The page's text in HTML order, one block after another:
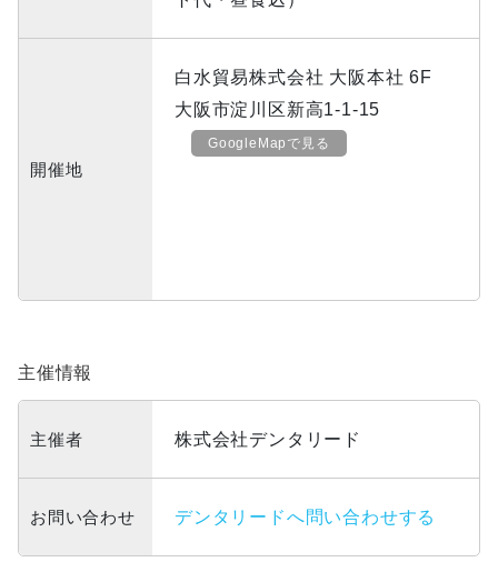
開催地
白水貿易株式会社 大阪本社 6F
大阪市淀川区新高1-1-15
GoogleMapで見る
主催情報
主催者 株式会社デンタリード
お問い合わせ デンタリードへ問い合わせする